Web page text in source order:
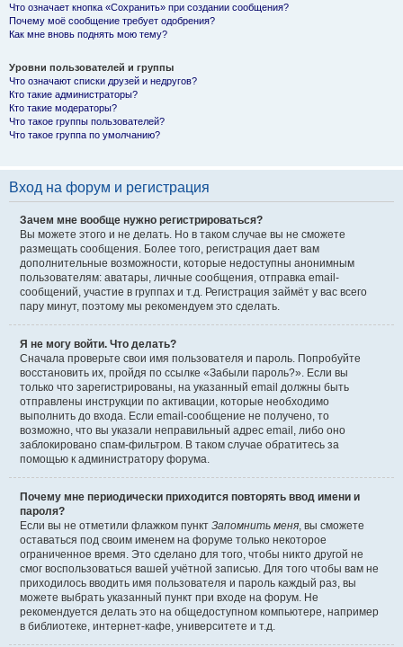
Что означает кнопка «Сохранить» при создании сообщения?
Почему моё сообщение требует одобрения?
Как мне вновь поднять мою тему?
Уровни пользователей и группы
Что означают списки друзей и недругов?
Кто такие администраторы?
Кто такие модераторы?
Что такое группы пользователей?
Что такое группа по умолчанию?
Вход на форум и регистрация
Зачем мне вообще нужно регистрироваться?
Вы можете этого и не делать. Но в таком случае вы не сможете
размещать сообщения. Более того, регистрация дает вам
дополнительные возможности, которые недоступны анонимным
пользователям: аватары, личные сообщения, отправка email-
сообщений, участие в группах и т.д. Регистрация займёт у вас всего
пару минут, поэтому мы рекомендуем это сделать.
Я не могу войти. Что делать?
Сначала проверьте свои имя пользователя и пароль. Попробуйте
восстановить их, пройдя по ссылке «Забыли пароль?». Если вы
только что зарегистрированы, на указанный email должны быть
отправлены инструкции по активации, которые необходимо
выполнить до входа. Если email-сообщение не получено, то
возможно, что вы указали неправильный адрес email, либо оно
заблокировано спам-фильтром. В таком случае обратитесь за
помощью к администратору форума.
Почему мне периодически приходится повторять ввод имени и
пароля?
Если вы не отметили флажком пункт Запомнить меня , вы сможете
оставаться под своим именем на форуме только некоторое
ограниченное время. Это сделано для того, чтобы никто другой не
смог воспользоваться вашей учётной записью. Для того чтобы вам не
приходилось вводить имя пользователя и пароль каждый раз, вы
можете выбрать указанный пункт при входе на форум. Не
рекомендуется делать это на общедоступном компьютере, например
в библиотеке, интернет-кафе, университете и т.д.